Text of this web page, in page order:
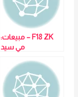
F18 ZK – مبيعات:
مي سيد